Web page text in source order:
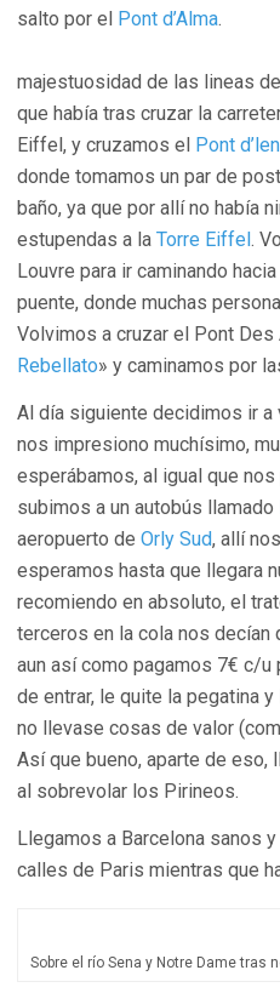
salto por el Pont d’Alma.
majestuosidad de las lineas
que había tras cruzar la
Eiffel, y cruzamos el Pont
donde tomamos un par de
baño, ya que por allí no había
estupendas a la Torre Eiffel.
Louvre para ir caminando
puente, donde muchas
Volvimos a cruzar el Pont Des
Rebellato» y caminamos por
Al día siguiente decidimos ir a
nos impresiono muchísimo,
esperábamos, al igual que
subimos a un autobús llamado
aeropuerto de Orly Sud, allí
esperamos hasta que llegara
recomiendo en absoluto, el
terceros en la cola nos decían
aun así como pagamos 7€ c/u
de entrar, le quite la pegatina
no llevase cosas de valor
Así que bueno, aparte de
al sobrevolar los Pirineos.
Llegamos a Barcelona sanos
calles de Paris mientras que
Sobre el río Sena y Notre Dame tras